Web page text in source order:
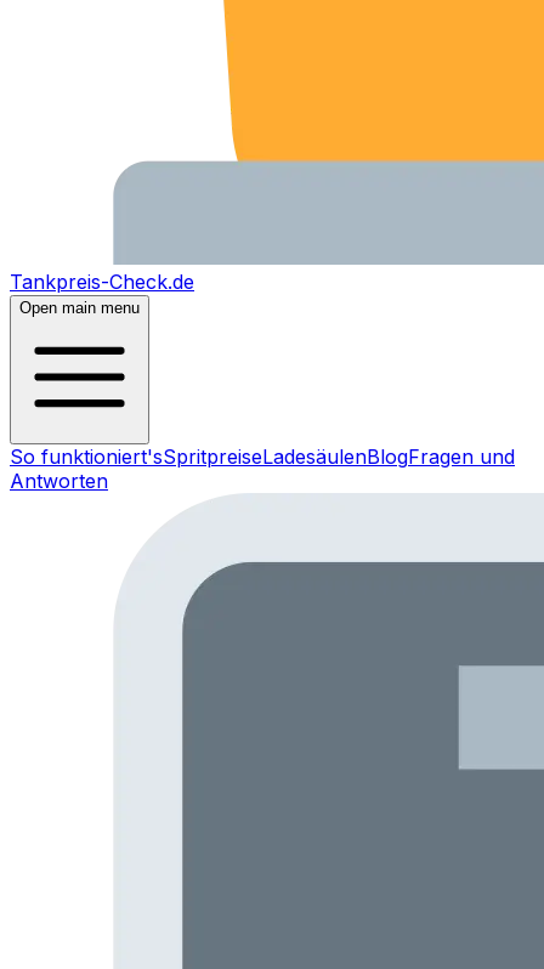
Tankpreis-Check.de
Open main menu
So funktioniert'sSpritpreiseLadesäulenBlogFragen und
Antworten